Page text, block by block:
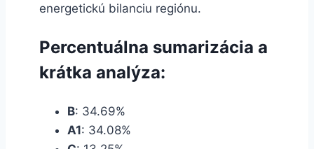
energetickú bilanciu regiónu.
Percentuálna sumarizácia a
krátka analýza:
B: 34.69%
A1: 34.08%